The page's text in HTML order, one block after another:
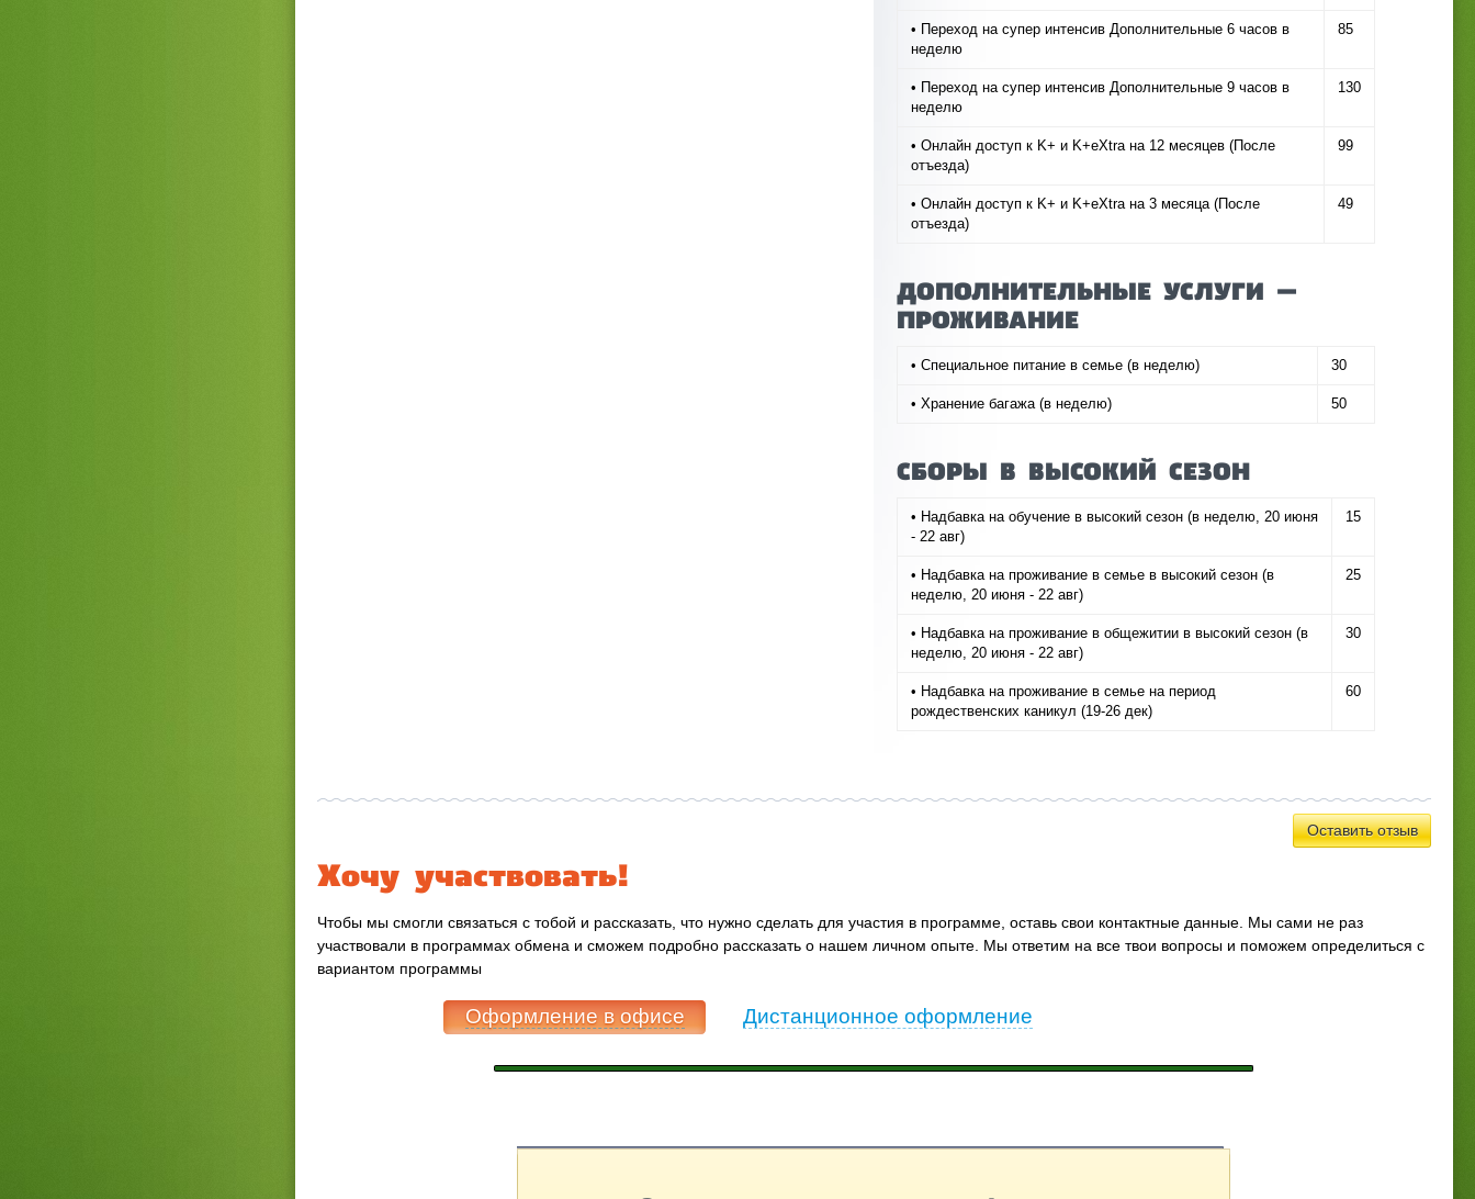
• Переход на супер интенсив Дополнительные 6 часов в
неделю
85
• Переход на супер интенсив Дополнительные 9 часов в
неделю
130
• Онлайн доступ к K+ и K+eXtra на 12 месяцев (После
отъезда)
99
• Онлайн доступ к K+ и K+eXtra на 3 месяца (После
отъезда)
49
ДОПОЛНИТЕЛЬНЫЕ УСЛУГИ —
ПРОЖИВАНИЕ
• Специальное питание в семье (в неделю) 30
• Хранение багажа (в неделю) 50
СБОРЫ В ВЫСОКИЙ СЕЗОН
• Надбавка на обучение в высокий сезон (в неделю, 20 июня
- 22 авг)
15
• Надбавка на проживание в семье в высокий сезон (в
неделю, 20 июня - 22 авг)
25
• Надбавка на проживание в общежитии в высокий сезон (в
неделю, 20 июня - 22 авг)
30
• Надбавка на проживание в семье на период
рождественских каникул (19-26 дек)
60
Оставить отзыв
Хочу участвовать!
Чтобы мы смогли связаться с тобой и рассказать, что нужно сделать для участия в программе, оставь свои контактные данные. Мы сами не раз
участвовали в программах обмена и сможем подробно рассказать о нашем личном опыте. Мы ответим на все твои вопросы и поможем определиться с
вариантом программы
Оформление в офисе Дистанционное оформление